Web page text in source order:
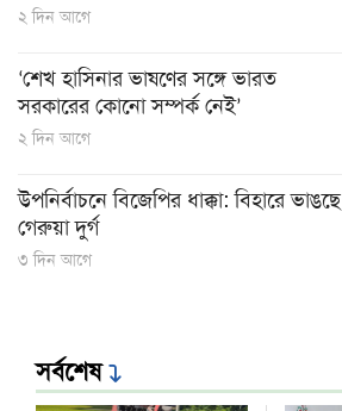
২ দিন আগে
‘শেখ হাসিনার ভাষণের সঙ্গে ভারত
সরকারের কোনো সম্পর্ক নেই’
২ দিন আগে
উপনির্বাচনে বিজেপির ধাক্কা: বিহারে ভাঙছে
গেরুয়া দুর্গ
৩ দিন আগে
সর্বশেষ